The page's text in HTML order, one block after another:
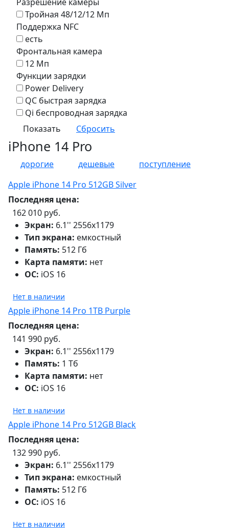
Тройная 48/12/12 Мп
Поддержка NFC
есть
Фронтальная камера
12 Мп
Функции зарядки
Power Delivery
QC быстрая зарядка
Qi беспроводная зарядка
iPhone 14 Pro
дорогие дешевые
поступление
Apple iPhone 14 Pro 512GB Silver
Последняя цена:
162 010 руб.
Экран: 6.1'' 2556x1179
Тип экрана: емкостный
Память: 512 Гб
Карта памяти: нет
ОС: iOS 16
Нет в наличии
Apple iPhone 14 Pro 1TB Purple
Последняя цена:
141 990 руб.
Экран: 6.1'' 2556x1179
Память: 1 Тб
Карта памяти: нет
ОС: iOS 16
Нет в наличии
Apple iPhone 14 Pro 512GB Black
Последняя цена:
132 990 руб.
Экран: 6.1'' 2556x1179
Тип экрана: емкостный
Память: 512 Гб
ОС: iOS 16
Нет в наличии